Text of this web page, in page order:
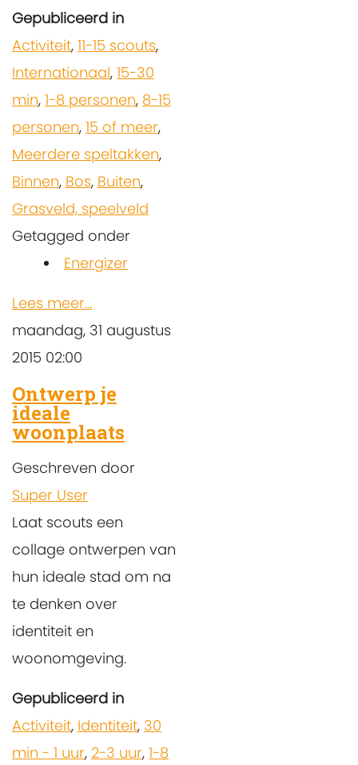
Gepubliceerd in
Activiteit, 11-15 scouts,
Internationaal, 15-30
min, 1-8 personen, 8-15
personen, 15 of meer,
Meerdere speltakken,
Binnen, Bos, Buiten,
Grasveld, speelveld
Getagged onder
Energizer
Lees meer...
maandag, 31 augustus
2015 02:00
Ontwerp je
ideale
woonplaats
Geschreven door
Super User
Laat scouts een
collage ontwerpen van
hun ideale stad om na
te denken over
identiteit en
woonomgeving.
Gepubliceerd in
Activiteit, Identiteit, 30
min - 1 uur, 2-3 uur, 1-8